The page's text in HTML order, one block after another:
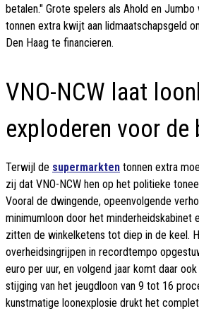
betalen." Grote spelers als Ahold en
tonnen extra kwijt aan lidmaatschapsgeld
Den Haag te financieren.
VNO-NCW laat
exploderen voor de
Terwijl de supermarkten tonnen extra
zij dat VNO-NCW hen op het politieke
Vooral de dwingende, opeenvolgende
minimumloon door het minderheidskabinet
zitten de winkelketens tot diep in de keel.
overheidsingrijpen in recordtempo
euro per uur, en volgend jaar komt daar
stijging van het jeugdloon van 9 tot 16
kunstmatige loonexplosie drukt het